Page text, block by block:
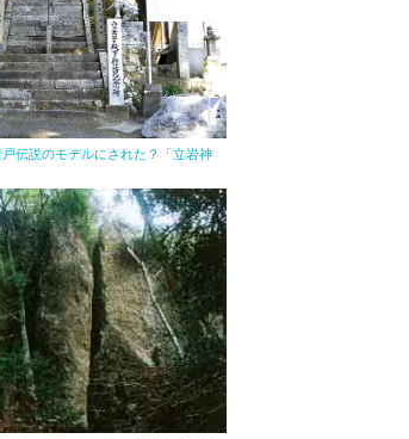
伝説のモデルにされた？「立岩神